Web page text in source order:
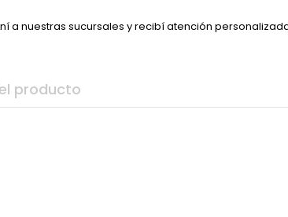
a nuestras sucursales y recibí atención
producto